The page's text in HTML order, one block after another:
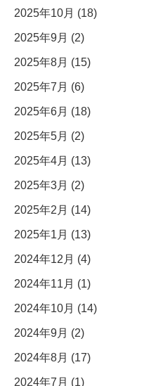
2025年10月 (18)
2025年9月 (2)
2025年8月 (15)
2025年7月 (6)
2025年6月 (18)
2025年5月 (2)
2025年4月 (13)
2025年3月 (2)
2025年2月 (14)
2025年1月 (13)
2024年12月 (4)
2024年11月 (1)
2024年10月 (14)
2024年9月 (2)
2024年8月 (17)
2024年7月 (1)